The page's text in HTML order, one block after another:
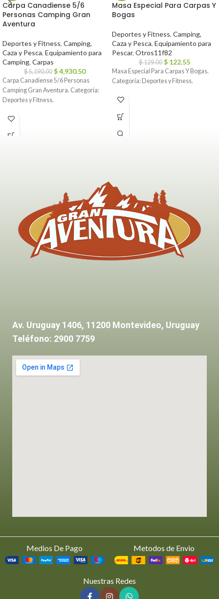
Carpa Canadiense 5/6
Personas Camping Gran
Aventura
Deportes y Fitness, Camping,
Caza y Pesca, Equipamiento para
Camping, Carpas
$5,190.00 $4,930.50
Carpa Canadiense 5/6 Personas
Camping Gran Aventura. Categoría:
Deportes y Fitness.
Masa Especial Para Carpas Y
Bogas
Deportes y Fitness, Camping,
Caza y Pesca, Equipamiento para
Pescar, Otros11f82
$129.00 $ 122.55
Masa Especial Para Carpas Y Bogas.
Categoría: Deportes y Fitness.
Av. Uruguay 1406, 11200 Montevideo, Uruguay
Teléfono: 2900 7759
Medios De Pago Metodos de Envio
Nuestras Redes